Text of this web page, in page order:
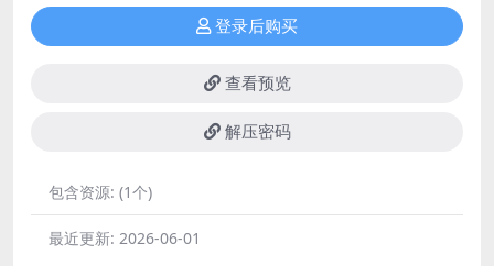
登录后购买
查看预览
解压密码
包含资源: (1个)
最近更新: 2026-06-01